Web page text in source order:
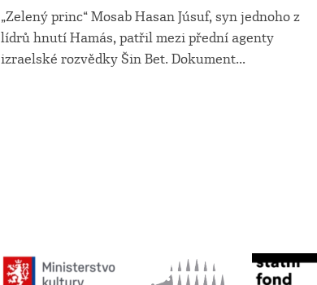
„Zelený princ“ Mosab Hasan Júsuf, syn jednoho z
lídrů hnutí Hamás, patřil mezi přední agenty
izraelské rozvědky Šin Bet. Dokument...